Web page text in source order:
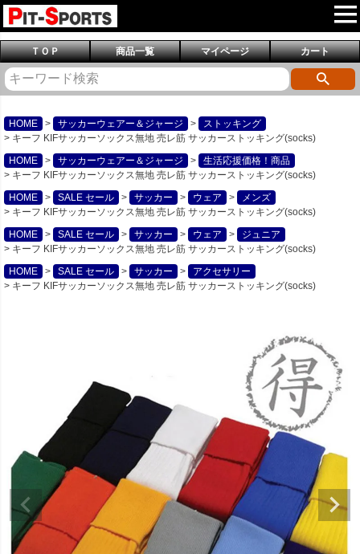
ＴＯＰ 商品一覧 マイページ カート
HOME サッカーウェアー＆ジャージ
ストッキング
キーフ KIFサッカーソックス無地 売レ筋 サッカーストッキング(socks)
HOME
サッカーウェアー＆ジャージ
生活応援価格！商品
キーフ KIFサッカーソックス無地 売レ筋 サッカーストッキング(socks)
HOME
SALE セール サッカー ウェア
メンズ
キーフ KIFサッカーソックス無地 売レ筋 サッカーストッキング(socks)
HOME
SALE セール サッカー ウェア
ジュニア
キーフ KIFサッカーソックス無地 売レ筋 サッカーストッキング(socks)
HOME
SALE セール サッカー
アクセサリー
キーフ KIFサッカーソックス無地 売レ筋 サッカーストッキング(socks)